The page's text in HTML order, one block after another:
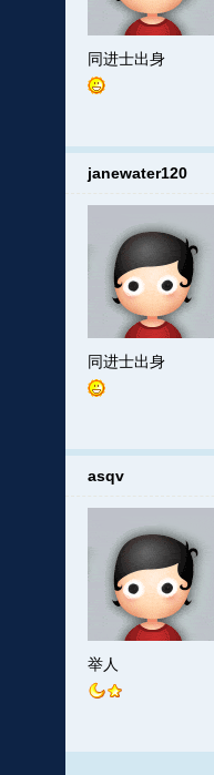
同进士出身
janewater120
同进士出身
asqv
举人